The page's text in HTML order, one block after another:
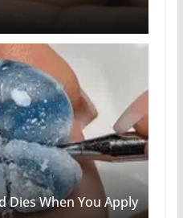
Dies When You Apply